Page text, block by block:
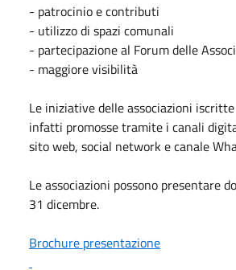
- patrocinio e contributi
- utilizzo di spazi comunali
- partecipazione al Forum delle
- maggiore visibilità
Le iniziative delle associazioni iscritte
infatti promosse tramite i canali
sito web, social network e canale
Le associazioni possono presentare
31 dicembre.
Brochure presentazione